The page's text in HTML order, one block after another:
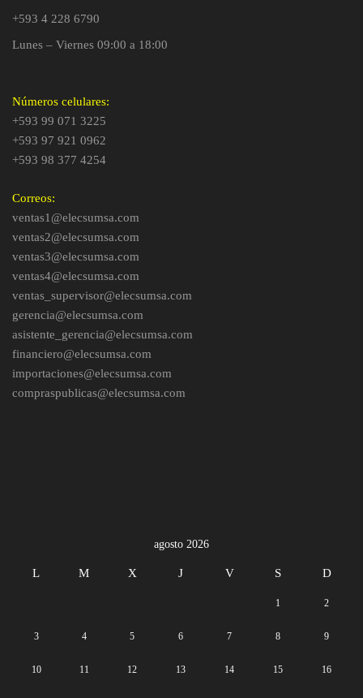
+593 4 228 6790
Lunes – Viernes 09:00 a 18:00
Números celulares:
+593 99 071 3225
+593 97 921 0962
+593 98 377 4254
Correos:
ventas1@elecsumsa.com
ventas2@elecsumsa.com
ventas3@elecsumsa.com
ventas4@elecsumsa.com
ventas_supervisor@elecsumsa.com
gerencia@elecsumsa.com
asistente_gerencia@elecsumsa.com
financiero@elecsumsa.com
importaciones@elecsumsa.com
compraspublicas@elecsumsa.com
agosto 2026
L M X J V S D
1 2
3 4 5 6 7 8 9
10 11 12 13 14 15 16